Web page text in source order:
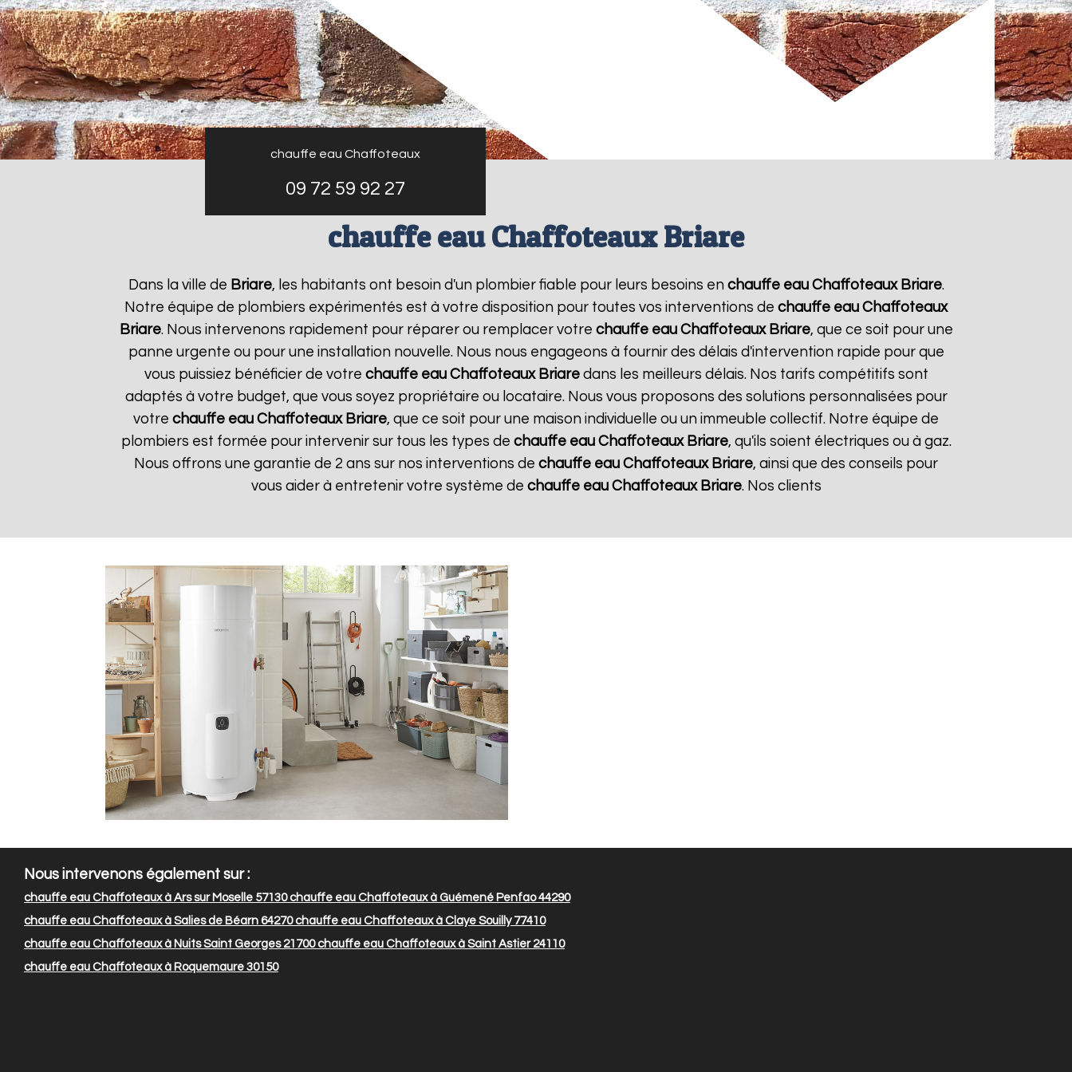
chauffe eau Chaffoteaux
09 72 59 92 27
chauffe eau Chaffoteaux Briare
Dans la ville de Briare, les habitants ont besoin d'un plombier fiable pour leurs besoins en chauffe eau Chaffoteaux Briare.
Notre équipe de plombiers expérimentés est à votre disposition pour toutes vos interventions de chauffe eau Chaffoteaux
Briare. Nous intervenons rapidement pour réparer ou remplacer votre chauffe eau Chaffoteaux Briare, que ce soit pour une
panne urgente ou pour une installation nouvelle. Nous nous engageons à fournir des délais d'intervention rapide pour que
vous puissiez bénéficier de votre chauffe eau Chaffoteaux Briaredans les meilleurs délais. Nos tarifs compétitifs sont
adaptés à votre budget, que vous soyez propriétaire ou locataire. Nous vous proposons des solutions personnalisées pour
votre chauffe eau Chaffoteaux Briare, que ce soit pour une maison individuelle ou un immeuble collectif. Notre équipe de
plombiers est formée pour intervenir sur tous les types de chauffe eau Chaffoteaux Briare, qu'ils soient électriques ou à gaz.
Nous offrons une garantie de 2 ans sur nos interventions de chauffe eau Chaffoteaux Briare, ainsi que des conseils pour
vous aider à entretenir votre système de chauffe eau Chaffoteaux Briare. Nos clients
Nous intervenons également sur :
chauffe eau Chaffoteaux à Ars sur Moselle 57130chauffe eau Chaffoteaux à Guémené Penfao 44290
chauffe eau Chaffoteaux à Salies de Béarn 64270chauffe eau Chaffoteaux à Claye Souilly 77410
chauffe eau Chaffoteaux à Nuits Saint Georges 21700chauffe eau Chaffoteaux à Saint Astier 24110
chauffe eau Chaffoteaux à Roquemaure 30150